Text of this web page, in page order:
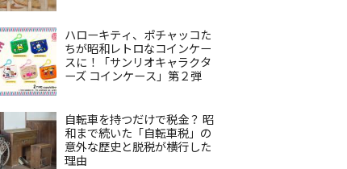
ハローキティ、ポチャッコた
ちが昭和レトロなコインケー
スに！「サンリオキャラクタ
ーズ コインケース」第２弾
自転車を持つだけで税金？ 昭
和まで続いた「自転車税」の
意外な歴史と脱税が横行した
理由